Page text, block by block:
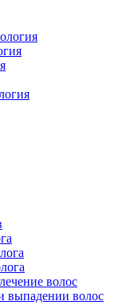
волос
выпадении волос